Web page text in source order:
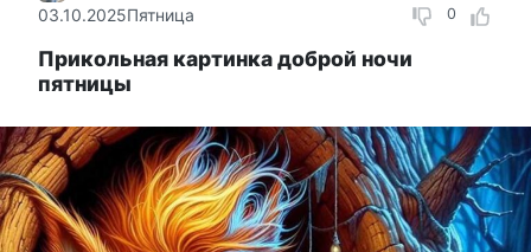
0
03.10.2025Пятница
Прикольная картинка доброй ночи
пятницы